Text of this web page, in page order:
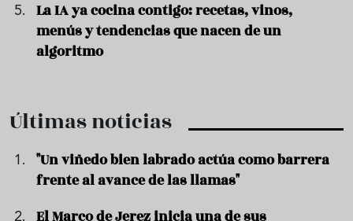
La IA ya cocina contigo: recetas, vinos,
menús y tendencias que nacen de un
algoritmo
Últimas noticias
"Un viñedo bien labrado actúa como barrera
frente al avance de las llamas"
El Marco de Jerez inicia una de sus